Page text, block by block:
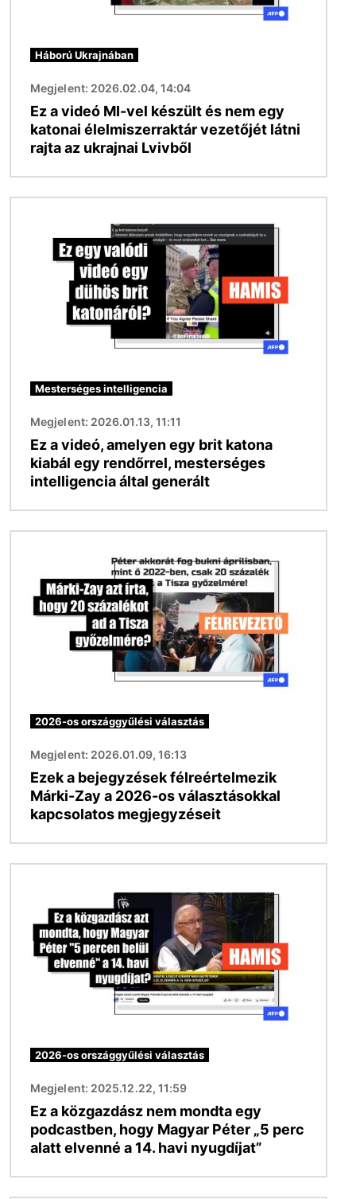
Háború Ukrajnában
Megjelent: 2026.02.04, 14:04
Ez a videó MI-vel készült és nem egy
katonai élelmiszerraktár vezetőjét látni
rajta az ukrajnai Lvivből
Mesterséges intelligencia
Megjelent: 2026.01.13, 11:11
Ez a videó, amelyen egy brit katona
kiabál egy rendőrrel, mesterséges
intelligencia által generált
2026-os országgyűlési választás
Megjelent: 2026.01.09, 16:13
Ezek a bejegyzések félreértelmezik
Márki-Zay a 2026-os választásokkal
kapcsolatos megjegyzéseit
2026-os országgyűlési választás
Megjelent: 2025.12.22, 11:59
Ez a közgazdász nem mondta egy
podcastben, hogy Magyar Péter „5 perc
alatt elvenné a 14. havi nyugdíjat”